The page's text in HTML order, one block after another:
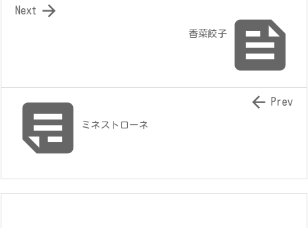

香菜餃子

Next
 ミネストローネ
 Prev